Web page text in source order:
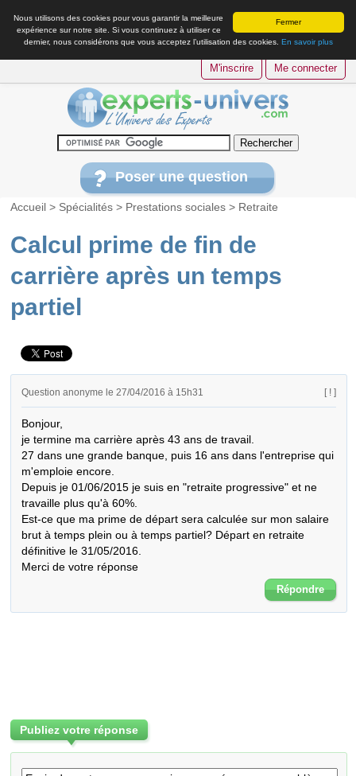
Fermer
Nous utilisons des cookies pour vous garantir la meilleure
expérience sur notre site. Si vous continuez à utiliser ce
dernier, nous considérons que vous acceptez l’utilisation des cookies. En savoir plus
M'inscrire Me connecter
Poser une question
Accueil > Spécialités > Prestations sociales > Retraite
Calcul prime de fin de
carrière après un temps
partiel
Question anonyme le 27/04/2016 à 15h31 [ ! ]
Bonjour,
je termine ma carrière après 43 ans de travail.
27 dans une grande banque, puis 16 ans dans l'entreprise qui
m'emploie encore.
Depuis je 01/06/2015 je suis en "retraite progressive" et ne
travaille plus qu'à 60%.
Est-ce que ma prime de départ sera calculée sur mon salaire
brut à temps plein ou à temps partiel? Départ en retraite
définitive le 31/05/2016.
Merci de votre réponse
Répondre
Publiez votre réponse